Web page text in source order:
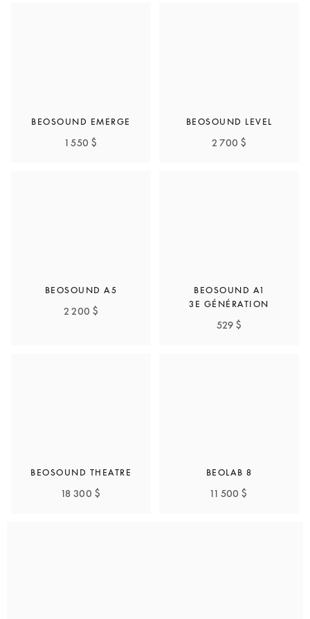
BEOSOUND EMERGE
1 550 $
BEOSOUND LEVEL
2 700 $
BEOSOUND A5
2 200 $
BEOSOUND A1
3E GÉNÉRATION
529 $
BEOSOUND THEATRE
18 300 $
BEOLAB 8
11 500 $